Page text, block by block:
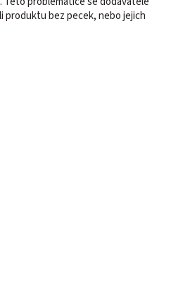
produktu bez pecek, nebo jejich